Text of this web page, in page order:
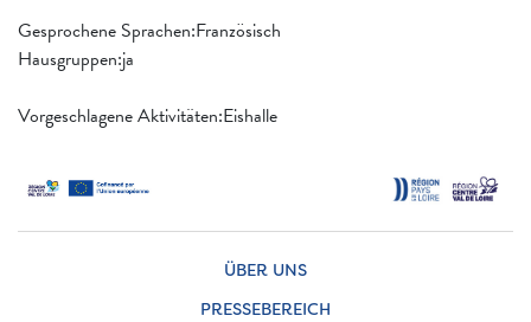
Gesprochene Sprachen:Französisch
Hausgruppen:ja
Vorgeschlagene Aktivitäten:Eishalle
ÜBER UNS
PRESSEBEREICH